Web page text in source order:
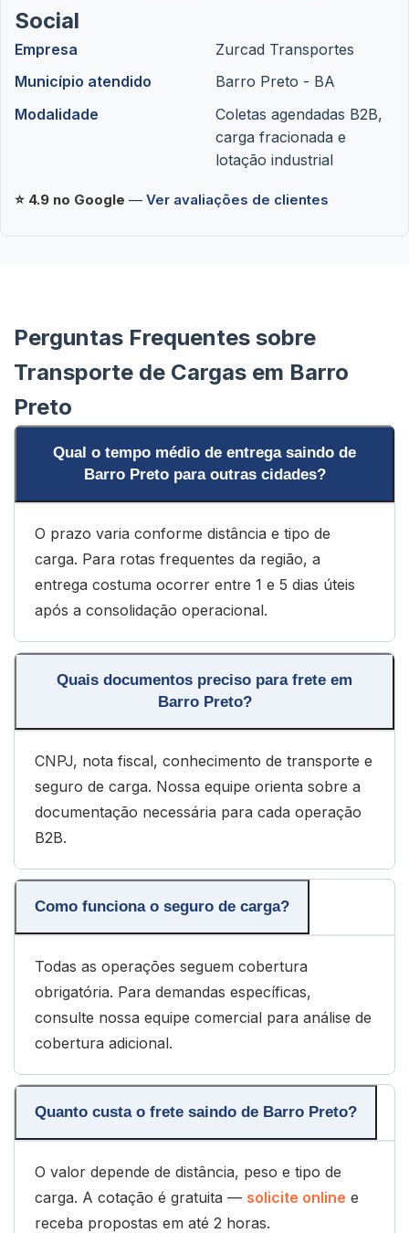
Social
Empresa
Zurcad Transportes
Município atendido
Barro Preto - BA
Modalidade
Coletas agendadas B2B,
carga fracionada e
lotação industrial
⭐ 4.9 no Google — Ver avaliações de clientes
Perguntas Frequentes sobre
Transporte de Cargas em Barro
Preto
Qual o tempo médio de entrega saindo de
Barro Preto para outras cidades?
O prazo varia conforme distância e tipo de
carga. Para rotas frequentes da região, a
entrega costuma ocorrer entre 1 e 5 dias úteis
após a consolidação operacional.
Quais documentos preciso para frete em
Barro Preto?
CNPJ, nota fiscal, conhecimento de transporte e
seguro de carga. Nossa equipe orienta sobre a
documentação necessária para cada operação
B2B.
Como funciona o seguro de carga?
Todas as operações seguem cobertura
obrigatória. Para demandas específicas,
consulte nossa equipe comercial para análise de
cobertura adicional.
Quanto custa o frete saindo de Barro Preto?
O valor depende de distância, peso e tipo de
carga. A cotação é gratuita — solicite online e
receba propostas em até 2 horas.